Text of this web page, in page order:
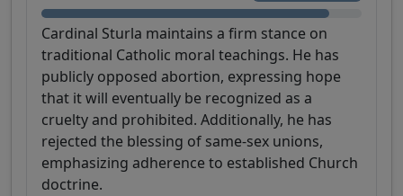
Cardinal Sturla maintains a firm stance on
traditional Catholic moral teachings. He has
publicly opposed abortion, expressing hope
that it will eventually be recognized as a
cruelty and prohibited. Additionally, he has
rejected the blessing of same-sex unions,
emphasizing adherence to established Church
doctrine.